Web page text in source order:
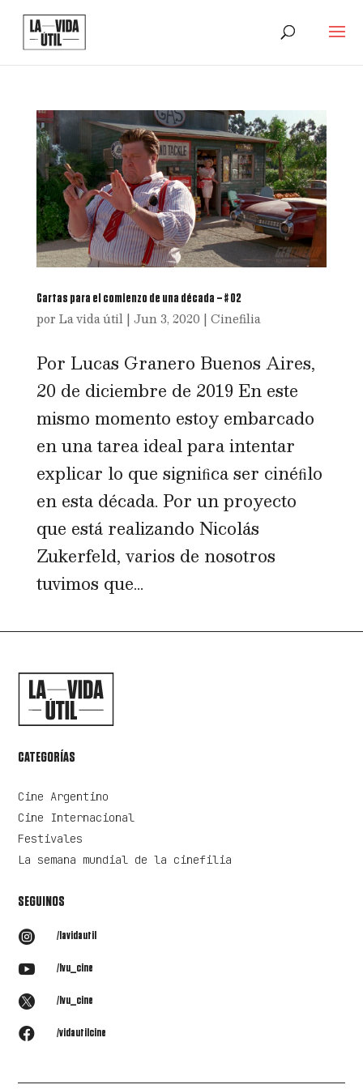
Cartas para el comienzo de una década – # 02
por La vida útil| Jun 3, 2020 | Cinefilia
Por Lucas Granero Buenos Aires,
20 de diciembre de 2019 En este
mismo momento estoy embarcado
en una tarea ideal para intentar
explicar lo que signiﬁca ser cinéﬁlo
en esta década. Por un proyecto
que está realizando Nicolás
Zukerfeld, varios de nosotros
tuvimos que...
CATEGORÍAS
Cine Argentino
Cine Internacional
Festivales
La semana mundial de la cinefilia
SEGUINOS
 /lavidautil
 /lvu_cine
 /lvu_cine
 /vidautilcine